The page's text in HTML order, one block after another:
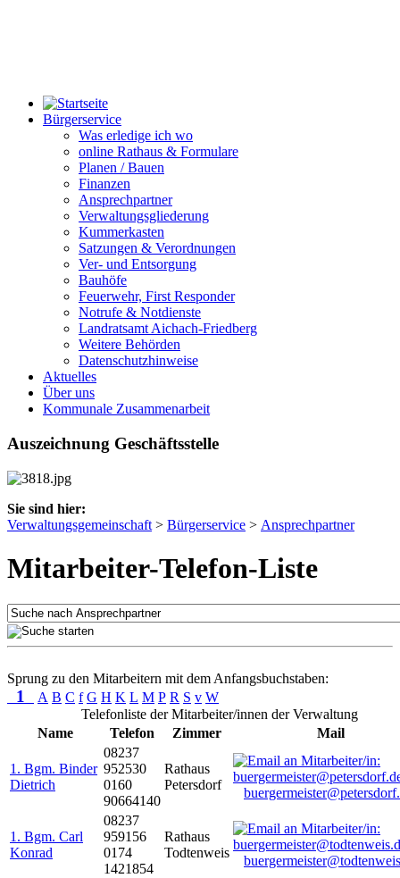
Bürgerservice
Was erledige ich wo
online Rathaus & Formulare
Planen / Bauen
Finanzen
Ansprechpartner
Verwaltungsgliederung
Kummerkasten
Satzungen & Verordnungen
Ver- und Entsorgung
Bauhöfe
Feuerwehr, First Responder
Notrufe & Notdienste
Landratsamt Aichach-Friedberg
Weitere Behörden
Datenschutzhinweise
Aktuelles
Über uns
Kommunale Zusammenarbeit
Auszeichnung Geschäftsstelle
Sie sind hier:
Verwaltungsgemeinschaft > Bürgerservice > Ansprechpartner
Mitarbeiter-Telefon-Liste
Sprung zu den Mitarbeitern mit dem Anfangsbuchstaben:
1 A B C f G H K L M P R S v W
Telefonliste der Mitarbeiter/innen der Verwaltung
Name
Telefon Zimmer Mail
1. Bgm. Binder
Dietrich
08237
952530
0160
90664140
Rathaus
Petersdorf
1. Bgm. Carl
Konrad
08237
959156
0174
1421854
Rathaus
Todtenweis